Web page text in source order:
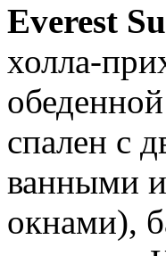
Everest
холла-
спален с
ванными
окнами),